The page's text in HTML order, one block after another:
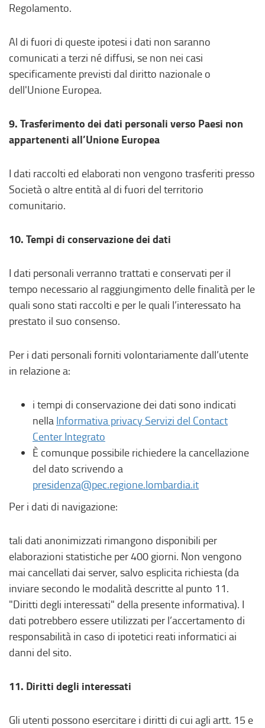
Regolamento.
Al di fuori di queste ipotesi i dati non saranno
comunicati a terzi né diffusi, se non nei casi
specificamente previsti dal diritto nazionale o
dell'Unione Europea.
9. Trasferimento dei dati personali verso Paesi non
appartenenti all’Unione Europea
I dati raccolti ed elaborati non vengono trasferiti presso
Società o altre entità al di fuori del territorio
comunitario.
10. Tempi di conservazione dei dati
I dati personali verranno trattati e conservati per il
tempo necessario al raggiungimento delle finalità per le
quali sono stati raccolti e per le quali l’interessato ha
prestato il suo consenso.
Per i dati personali forniti volontariamente dall’utente
in relazione a:
i tempi di conservazione dei dati sono indicati
nella Informativa privacy Servizi del Contact
Center Integrato
È comunque possibile richiedere la cancellazione
del dato scrivendo a
presidenza@pec.regione.lombardia.it
Per i dati di navigazione:
tali dati anonimizzati rimangono disponibili per
elaborazioni statistiche per 400 giorni. Non vengono
mai cancellati dai server, salvo esplicita richiesta (da
inviare secondo le modalità descritte al punto 11.
"Diritti degli interessati" della presente informativa). I
dati potrebbero essere utilizzati per l’accertamento di
responsabilità in caso di ipotetici reati informatici ai
danni del sito.
11. Diritti degli interessati
Gli utenti possono esercitare i diritti di cui agli artt. 15 e